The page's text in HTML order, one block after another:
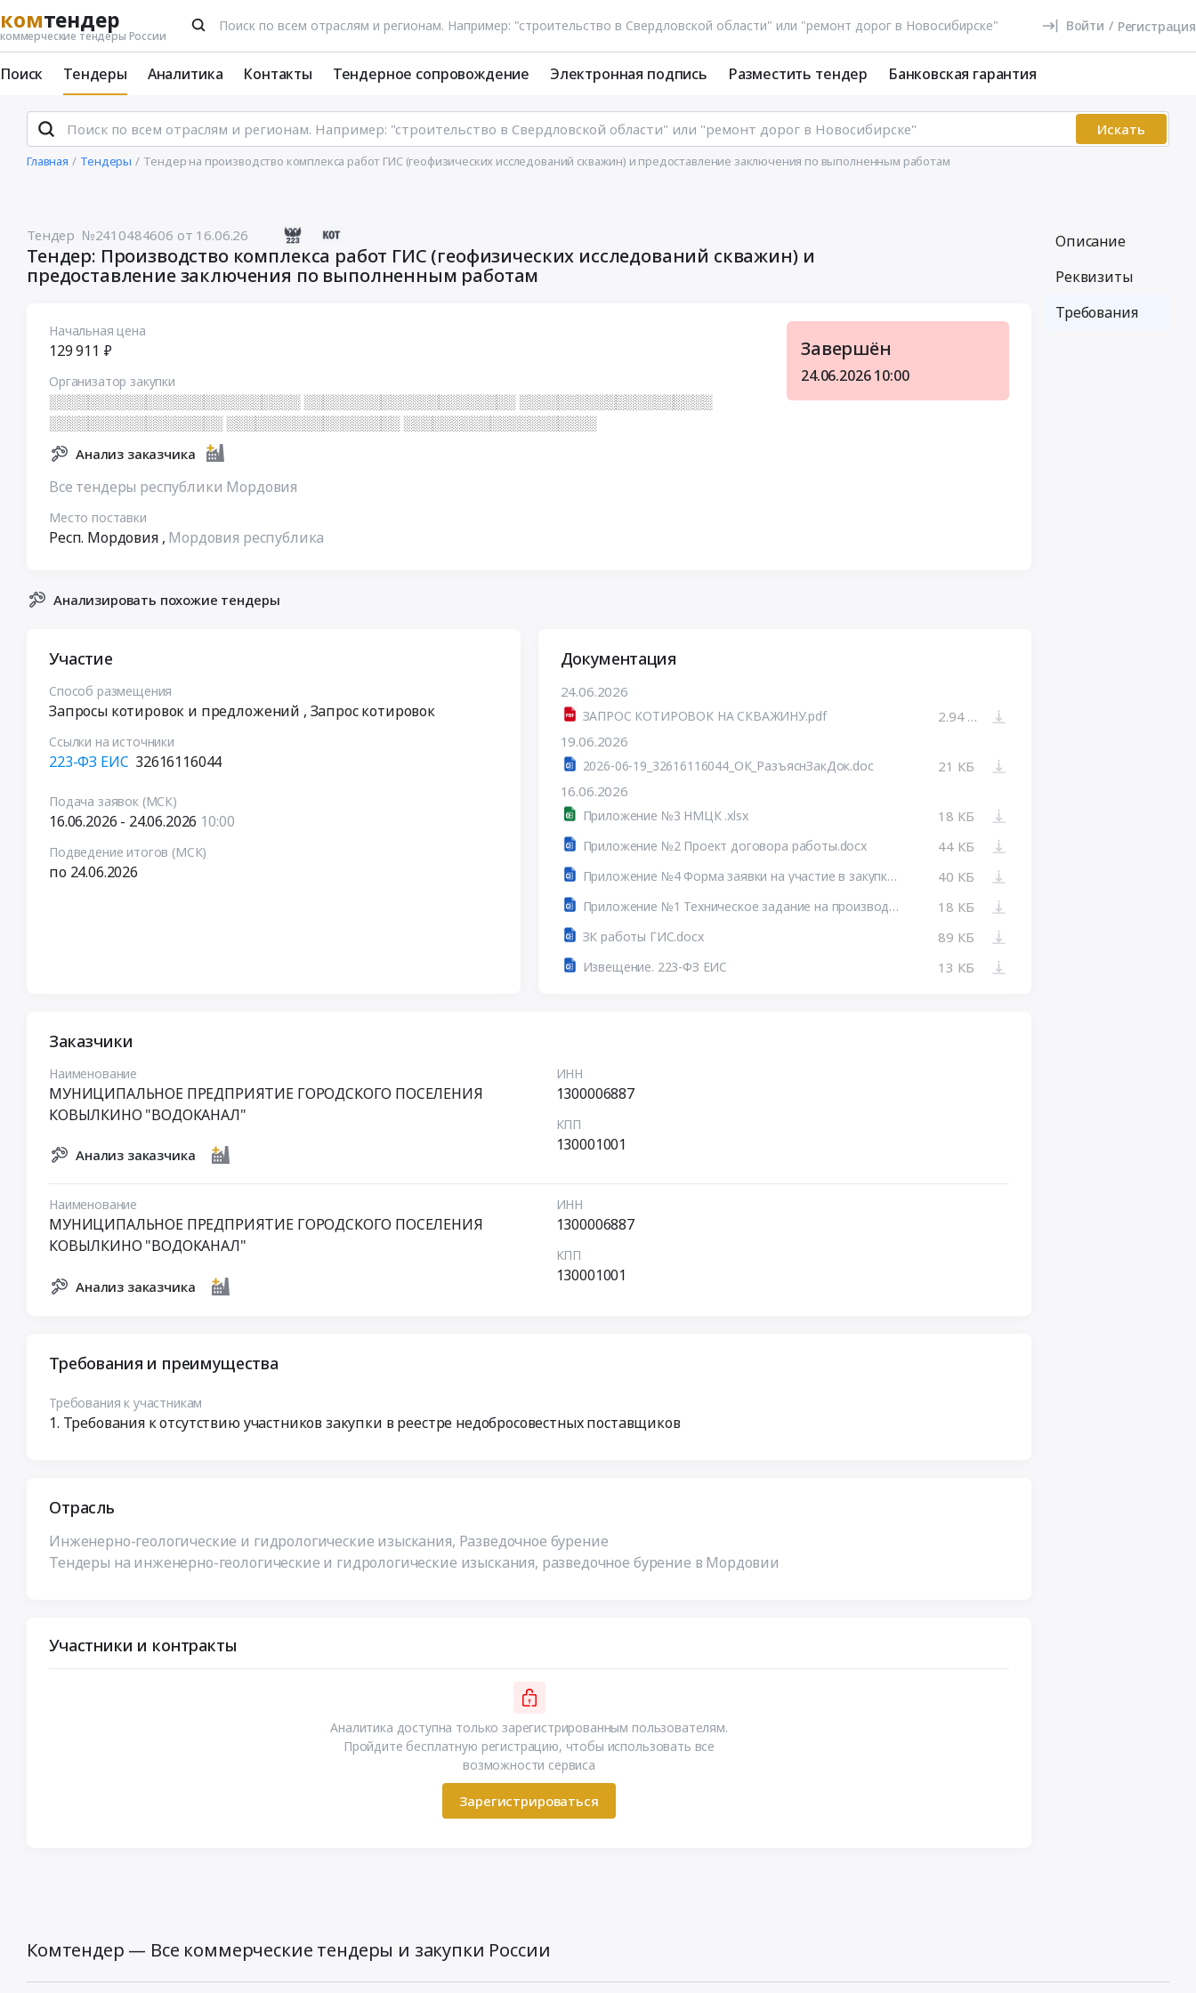
комтендер
коммерческие тендеры России
Войти / Регистрация
Поиск Тендеры Аналитика Контакты Тендерное сопровождение Электронная подпись Разместить тендер Банковская гарантия
Искать
Главная Тендеры Тендер на производство комплекса работ ГИС (геофизических исследований скважин) и предоставление заключения по выполненным работам
Тендер №2410484606 от 16.06.26
Тендер: Производство комплекса работ ГИС (геофизических исследований скважин) и
предоставление заключения по выполненным работам
Начальная цена
129 911 ₽
Организатор закупки
░░░░░░░░░░░░░░░░░░░░░░░░░░ ░░░░░░░░░░░░░░░░░░░░░░ ░░░░░░░░░░░░░░░░░░░░
░░░░░░░░░░░░░░░░░░ ░░░░░░░░░░░░░░░░░░ ░░░░░░░░░░░░░░░░░░░░
Анализ заказчика
Все тендеры республики Мордовия
Место поставки
Респ. Мордовия , Мордовия республика
Завершён
24.06.2026 10:00
Анализировать похожие тендеры
Участие
Способ размещения
Запросы котировок и предложений , Запрос котировок
Ссылки на источники
223-ФЗ ЕИС 32616116044
Подача заявок (МСК)
16.06.2026 - 24.06.2026 10:00
Подведение итогов (МСК)
по 24.06.2026
Документация
24.06.2026
ЗАПРОС КОТИРОВОК НА СКВАЖИНУ.pdf
2.94 МБ
19.06.2026
2026-06-19_32616116044_ОК_РазъяснЗакДок.doc
21 КБ
16.06.2026
Приложение №3 НМЦК .xlsx 18 КБ
Приложение №2 Проект договора работы.docx 44 КБ
Приложение №4 Форма заявки на участие в закупке (1 часть) (1).docx 40 КБ
Приложение №1 Техническое задание на производство комплекса работ ГИС (1) (1).docx 18 КБ
ЗК работы ГИС.docx 89 КБ
Извещение. 223-ФЗ ЕИС 13 КБ
Заказчики
Наименование
МУНИЦИПАЛЬНОЕ ПРЕДПРИЯТИЕ ГОРОДСКОГО ПОСЕЛЕНИЯ
КОВЫЛКИНО "ВОДОКАНАЛ"
Анализ заказчика
ИНН
1300006887
КПП
130001001
Наименование
МУНИЦИПАЛЬНОЕ ПРЕДПРИЯТИЕ ГОРОДСКОГО ПОСЕЛЕНИЯ
КОВЫЛКИНО "ВОДОКАНАЛ"
Анализ заказчика
ИНН
1300006887
КПП
130001001
Требования и преимущества
Требования к участникам
Требования к отсутствию участников закупки в реестре недобросовестных поставщиков
Отрасль
Инженерно-геологические и гидрологические изыскания, Разведочное бурение
Тендеры на инженерно-геологические и гидрологические изыскания, разведочное бурение в Мордовии
Участники и контракты
Аналитика доступна только зарегистрированным пользователям.
Пройдите бесплатную регистрацию, чтобы использовать все
возможности сервиса
Зарегистрироваться
Описание
Реквизиты
Требования
Комтендер — Все коммерческие тендеры и закупки России